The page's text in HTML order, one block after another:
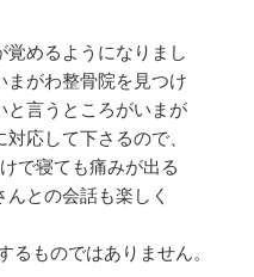
覚めるようになりまし
まがわ整骨院を見つけ
と言うところがいまが
応して下さるので、
で寝ても痛みが出る
との会話も楽しく
るものではありません。